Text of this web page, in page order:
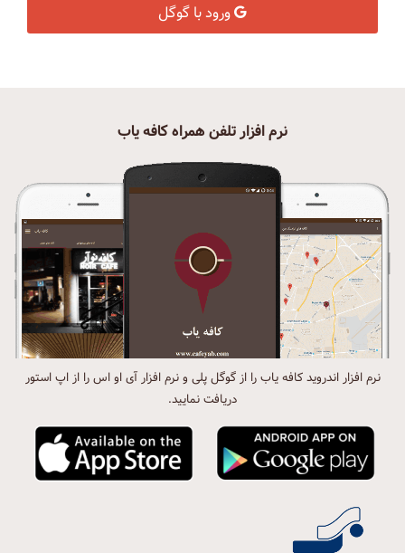
ورود با گوگل
نرم افزار تلفن همراه کافه یاب
نرم افزار اندروید کافه یاب را از گوگل پلی و نرم افزار آی او اس را از اپ استور
دریافت نمایید.